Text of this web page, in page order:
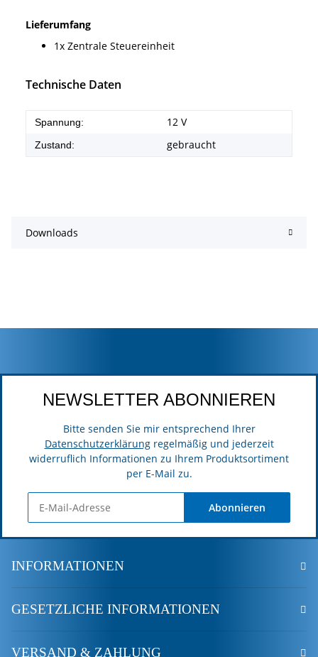
Lieferumfang
1x Zentrale Steuereinheit
Technische Daten
Spannung: 12 V
Zustand: gebraucht
Downloads
NEWSLETTER ABONNIEREN
Bitte senden Sie mir entsprechend Ihrer
Datenschutzerklärungregelmäßig und jederzeit
widerruflich Informationen zu Ihrem Produktsortiment
per E-Mail zu.
Abonnieren
INFORMATIONEN
GESETZLICHE INFORMATIONEN
VERSAND & ZAHLUNG